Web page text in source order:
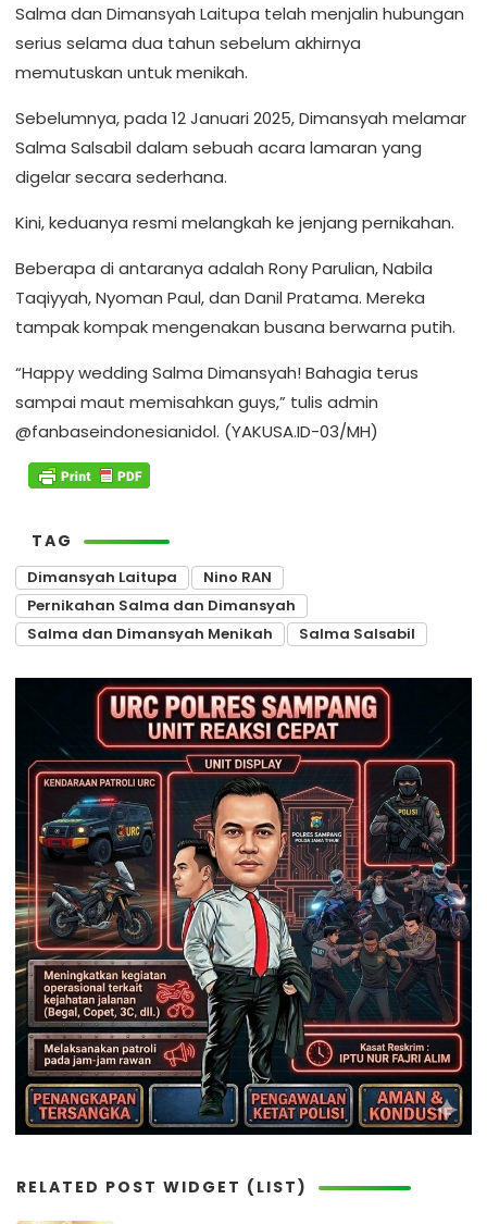
Salma dan Dimansyah Laitupa telah menjalin hubungan
serius selama dua tahun sebelum akhirnya
memutuskan untuk menikah.
Sebelumnya, pada 12 Januari 2025, Dimansyah melamar
Salma Salsabil dalam sebuah acara lamaran yang
digelar secara sederhana.
Kini, keduanya resmi melangkah ke jenjang pernikahan.
Beberapa di antaranya adalah Rony Parulian, Nabila
Taqiyyah, Nyoman Paul, dan Danil Pratama. Mereka
tampak kompak mengenakan busana berwarna putih.
“Happy wedding Salma Dimansyah! Bahagia terus
sampai maut memisahkan guys,” tulis admin
@fanbaseindonesianidol. (YAKUSA.ID-03/MH)
TAG
Dimansyah Laitupa
Nino RAN
Pernikahan Salma dan Dimansyah
Salma dan Dimansyah Menikah
Salma Salsabil
RELATED POST WIDGET (LIST)